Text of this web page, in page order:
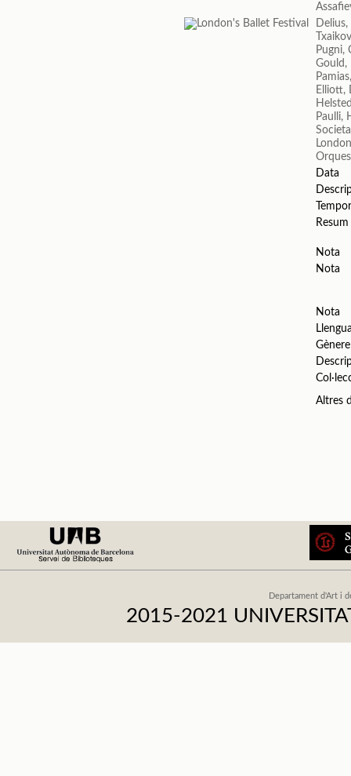
Pugni,
Elliott,
Paulli,
Data
Resum
Nota
Nota
Nota
Gènere
Altres
Departament d'Art i
2015-2021